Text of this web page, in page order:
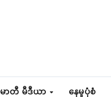
မာတီ မီဒီယာ နေမှုပုံစံ